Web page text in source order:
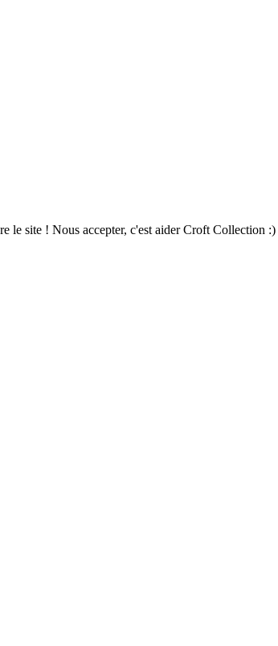
le site ! Nous accepter, c'est aider Croft Collection :)